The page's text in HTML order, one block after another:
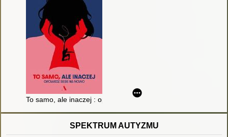
To samo, ale inaczej : opowiedz siebie na nowo
SPEKTRUM AUTYZMU